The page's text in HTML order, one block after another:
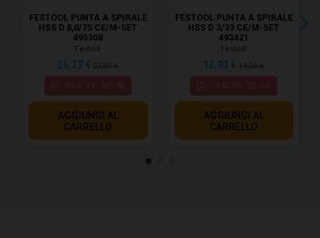
FESTOOL PUNTA A SPIRALE
HSS D 8,0/75 CE/M-SET
495308
Festool
26,27 € 27,65 €
AGGIUNGI AL
CARRELLO
FESTOOL PUNTA A SPIRALE
HSS D 3/33 CE/M-SET
493421
Festool
13,93 € 14,66 €
AGGIUNGI AL
CARRELLO